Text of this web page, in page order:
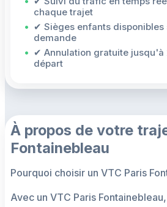
chaque trajet
✔ Sièges enfants disponibles
demande
✔ Annulation gratuite jusqu'à
départ
À propos de votre
Fontainebleau
Pourquoi choisir un VTC Paris
Avec un VTC Paris